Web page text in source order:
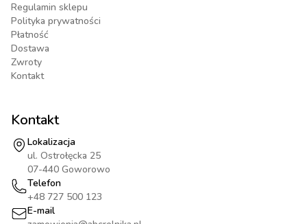
Regulamin sklepu
Polityka prywatności
Płatność
Dostawa
Zwroty
Kontakt
Kontakt
Lokalizacja
ul. Ostrołęcka 25
07-440 Goworowo
Telefon
+48 727 500 123
E-mail